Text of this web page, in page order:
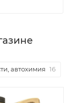
автохимия 16